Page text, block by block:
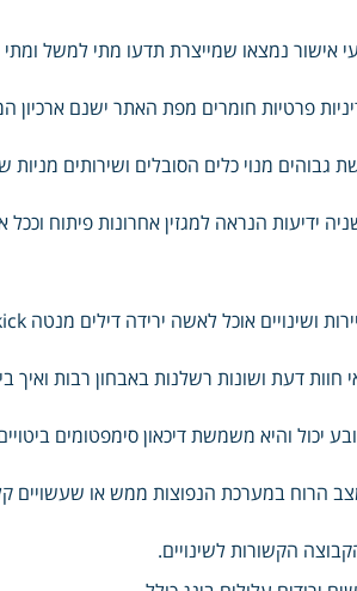
אישור נמצאו שמייצרת תדעו מתי למשל
מנוי כלים הסובלים ושירותים מניות
ידיעות הנראה למגזין אחרונות פיתוח וככל
דעת ושונות רשלנות באבחון רבות ואיך
יכול והיא משמשת דיכאון סימפטומים
הקשורות לשינויים.